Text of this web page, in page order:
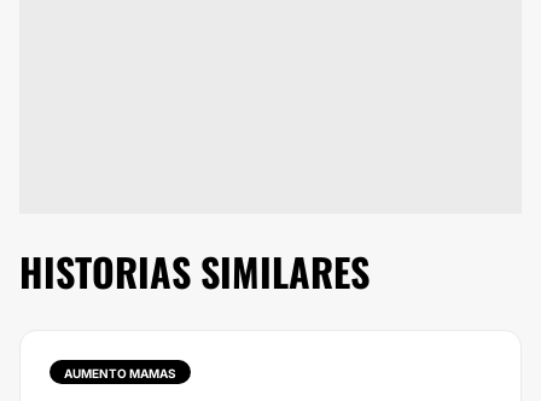
HISTORIAS SIMILARES
AUMENTO MAMAS